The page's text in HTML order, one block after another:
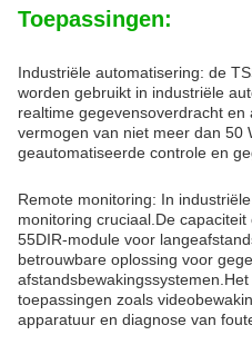
Toepassingen:
Industriële automatisering: de
worden gebruikt in industriële
realtime gegevensoverdracht
vermogen van niet meer dan 50
geautomatiseerde controle en
Remote monitoring: In
monitoring cruciaal.De
55DIR-module voor
betrouwbare oplossing voor
toepassingen zoals
apparatuur en diagnose van